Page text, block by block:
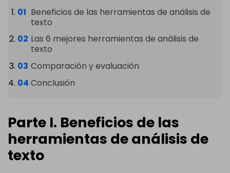
Beneficios de las herramientas de análisis de
texto
Las 6 mejores herramientas de análisis de
texto
Comparación y evaluación
Conclusión
Parte I. Beneficios de las
herramientas de análisis de
texto